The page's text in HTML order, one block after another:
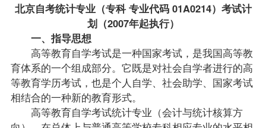
北京自考统计专业（专科 专业代码 01A0214）考试计
划（2007年起执行）
一、指导思想
高等教育自学考试是一种国家考试，是我国高等教
育体系的一个组成部分。它既是对社会自学者进行的高
等教育学历考试，也是个人自学、社会助学、国家考试
相结合的一种新的教育形式。
高等教育自学考试统计专业（会计与统计核算方